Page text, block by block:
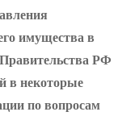
имущества в
РФ
в некоторые
по вопросам